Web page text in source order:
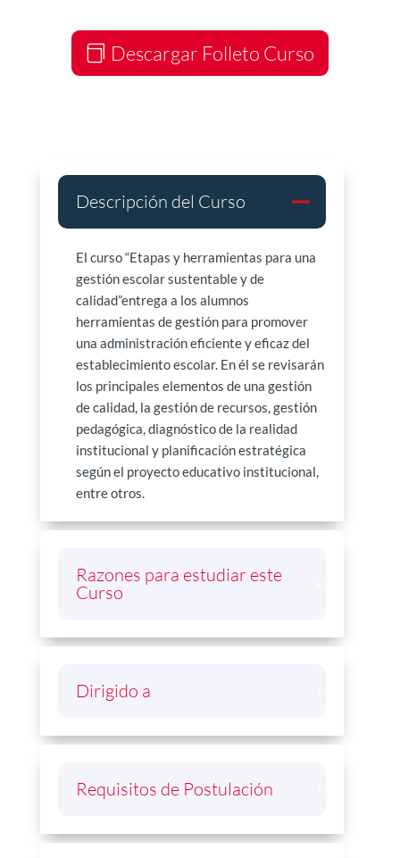
Descargar Folleto Curso
Descripción del Curso
El curso “Etapas y herramientas para una
gestión escolar sustentable y de
calidad”entrega a los alumnos
herramientas de gestión para promover
una administración eficiente y eficaz del
establecimiento escolar. En él se revisarán
los principales elementos de una gestión
de calidad, la gestión de recursos, gestión
pedagógica, diagnóstico de la realidad
institucional y planificación estratégica
según el proyecto educativo institucional,
entre otros.
Razones para estudiar este
Curso
Dirigido a
Requisitos de Postulación